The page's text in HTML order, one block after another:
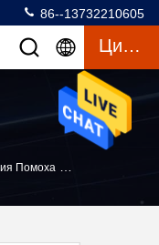
86--13732210605
Цитата
Помоха >